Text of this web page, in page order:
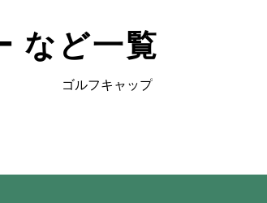
など一覧
ゴルフキャップ